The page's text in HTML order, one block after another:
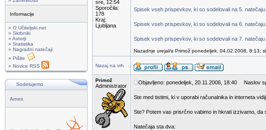
Informacije
» O Učiteljski.net
» Skrbniki
» Avtorji
» Statistika
» Nagradni natečaji
» Pišite
» Novice RSS
Sodelujemo
Arnes
sre, 12:54
Sporočila:
178
Kraj:
Ljubljana
Spisek vseh prispevkov, ki so sodelovali na 5. natečaju.
Spisek vseh prispevkov, ki so sodelovali na 6. natečaju.
Spisek vseh prispevkov, ki so sodelovali na 7. natečaju
Nazadnje urejal/a Primož ponedeljek, 04.02.2008, 8:13;
Nazaj na vrh
Primož
Administrator
Objavljeno: ponedeljek, 20.11.2006, 18:40 Naslov
Ste med tistimi, ki v uporabi računalnika in interneta
Ste? Potem vas prisrčno vabimo in hkrati izzivamo,
Natečaja sta dva: